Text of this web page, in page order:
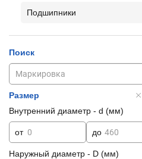
Подшипники
Поиск
Размер
Внутренний диаметр - d (мм)
от до
Наружный диаметр - D (мм)